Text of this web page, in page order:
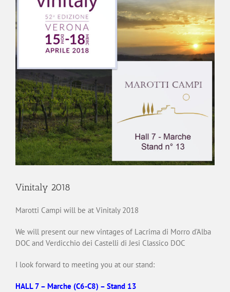
Vinitaly 2018
Marotti Campi will be at Vinitaly 2018
We will present our new vintages of Lacrima di Morro d’Alba
DOC and Verdicchio dei Castelli di Jesi Classico DOC
I look forward to meeting you at our stand:
HALL 7 – Marche (C6-C8) – Stand 13